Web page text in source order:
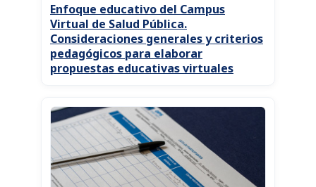
Enfoque educativo del Campus
Virtual de Salud Pública.
Consideraciones generales y criterios
pedagógicos para elaborar
propuestas educativas virtuales